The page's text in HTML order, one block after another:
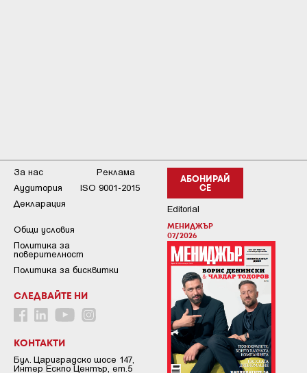
АБОНИРАЙ
СЕ
Editorial
МЕНИДЖЪР
07/2026
За нас
Реклама
Аудитория
ISO 9001-2015
Декларация
Общи условия
Пoлитикa зa
пoвepитeлнocт
Политика за бисквитки
СЛЕДВАЙТЕ НИ
КОНТАКТИ
Бул. Цариградско шосе 147,
Интер Ескпо Център, ет.5